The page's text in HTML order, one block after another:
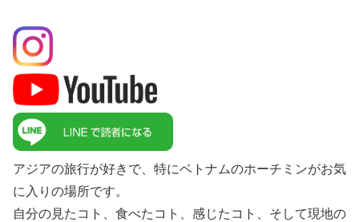
アジアの旅行が好きで、特にベトナムのホーチミンがお気
に入りの場所です。
自分の見たコト、食べたコト、感じたコト、そして現地の